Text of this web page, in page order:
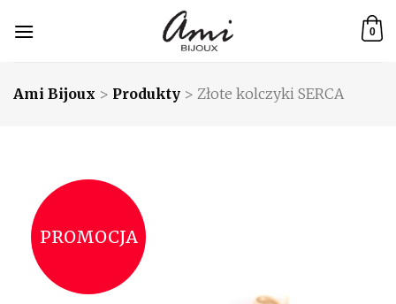
0
Ami Bijoux > Produkty > Złote kolczyki SERCA
PROMOCJA